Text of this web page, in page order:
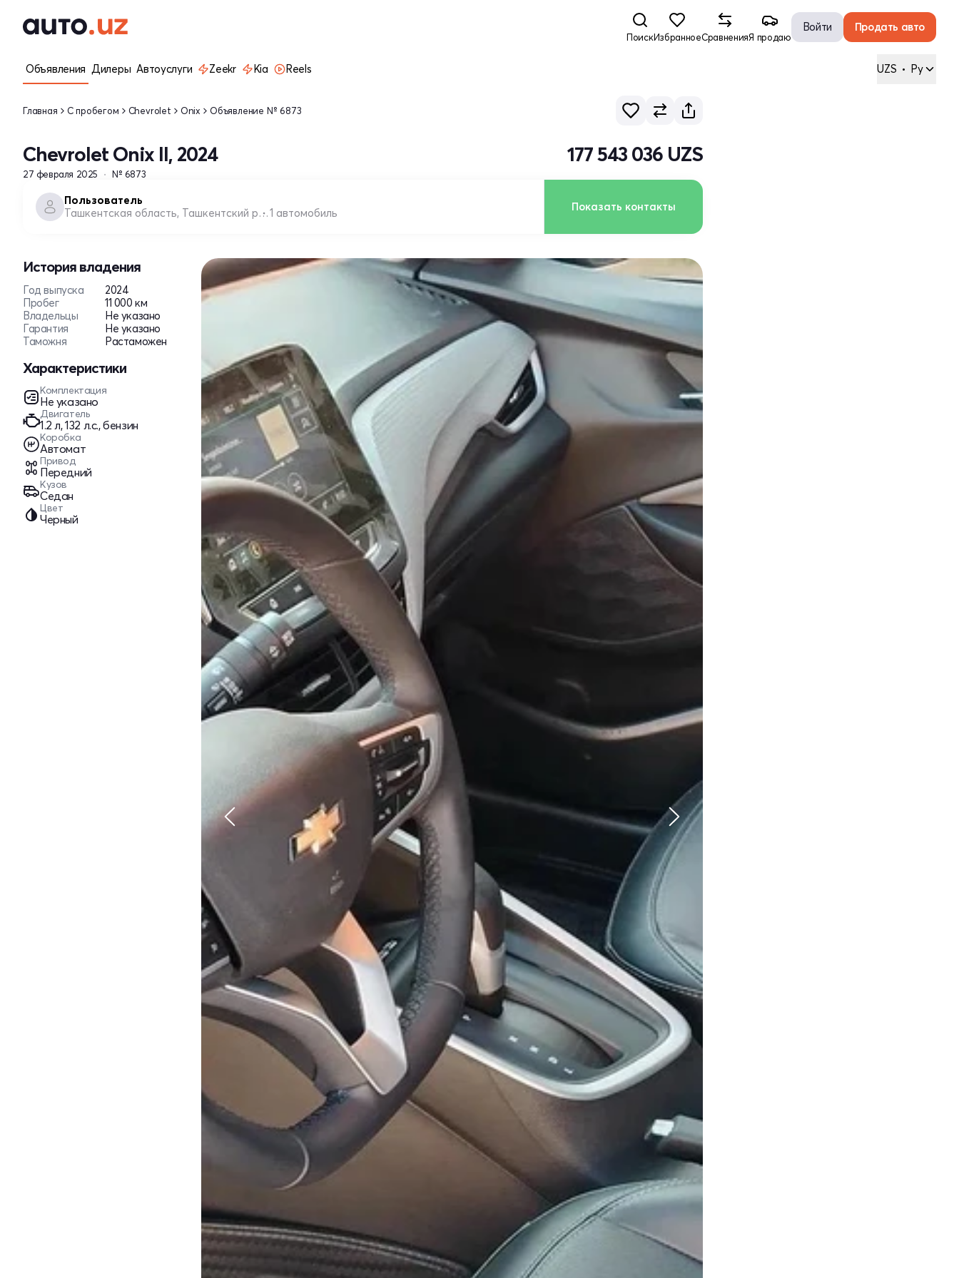
ПоискИзбранноеСравненияЯ продаю
Войти Продать авто
Объявления Дилеры Автоуслуги Zeekr Kia Reels UZS • Ру
Главная С пробегом Chevrolet Onix Объявление № 6873
Chevrolet Onix II, 2024
27 февраля 2025 № 6873
177 543 036 UZS
Пользователь
Ташкентская область, Ташкентский район1 автомобиль Показать контакты
История владения
Год выпуска
2024
Пробег
11 000 км
Владельцы
Не указано
Гарантия
Не указано
Таможня
Растаможен
Характеристики
Комплектация
Не указано
Двигатель
1.2 л, 132 л.с., бензин
Коробка
Автомат
Привод
Передний
Кузов
Седан
Цвет
Черный